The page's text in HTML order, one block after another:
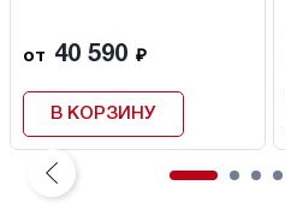
от 40 590 ₽
В КОРЗИНУ